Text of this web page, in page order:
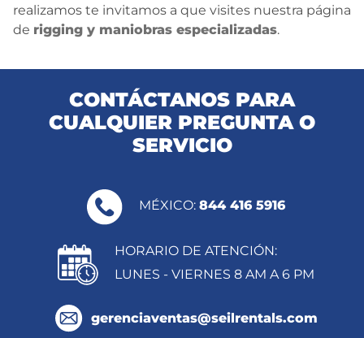
realizamos te invitamos a que visites nuestra página
de rigging y maniobras especializadas.
CONTÁCTANOS PARA
CUALQUIER PREGUNTA O
SERVICIO
MÉXICO: 844 416 5916
HORARIO DE ATENCIÓN:
LUNES - VIERNES 8 AM A 6 PM
gerenciaventas@seilrentals.com